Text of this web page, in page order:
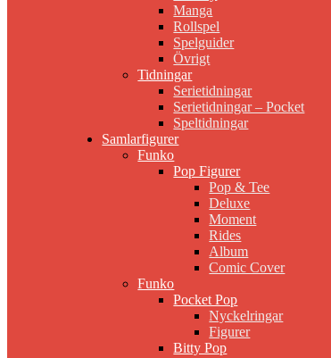
Manga
Rollspel
Spelguider
Övrigt
Tidningar
Serietidningar
Serietidningar – Pocket
Speltidningar
Samlarfigurer
Funko
Pop Figurer
Pop & Tee
Deluxe
Moment
Rides
Album
Comic Cover
Funko
Pocket Pop
Nyckelringar
Figurer
Bitty Pop